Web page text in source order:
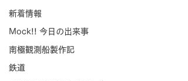
新着情報
Mock!! 今日の出来事
南極観測船製作記
鉄道